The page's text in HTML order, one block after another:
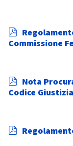
p
d
Commissione
p
d
Nota
Codice
p